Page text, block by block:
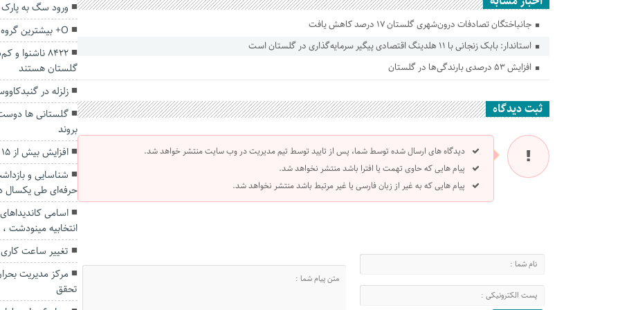
جانباختگان تصادفات درون‌شهری گلستان ۱۷ درصد کاهش یافت
استاندار: بابک زنجانی با ۱۱ هلدینگ اقتصادی پیگیر سرمایه‌گذاری در گلستان است
افزایش ۵۳ درصدی بارندگی‌ها در گلستان
ثبت دیدگاه
دیدگاه های ارسال شده توسط شما، پس از تایید توسط تیم مدیریت در وب سایت منتشر خواهد شد.
پیام هایی که حاوی تهمت یا افترا باشد منتشر نخواهد شد.
پیام هایی که به غیر از زبان فارسی یا غیر مرتبط باشد منتشر نخواهد شد.
ورود سگ به
O+ بیشترین گروه خونی اهدایی در گلستان
8422
گلستان هستند
زلزله در
گلستانی ها
بروند
افزایش بیش از ۱۵ درصدی اهدای خون در گلستان
حرفه‌ای طی یکسال
اسامی
انتخابیه مینودشت
تغییر ساعت
مرکز مدیریت
تحقق